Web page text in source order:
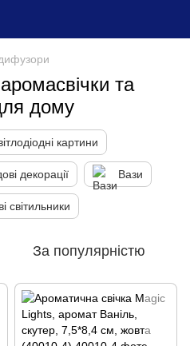
та
дому
картини
декорації Вази
світильники
За популярністю